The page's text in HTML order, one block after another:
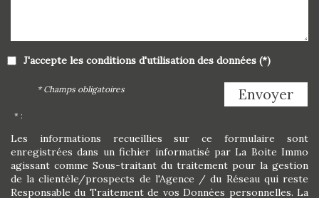
J'accepte les conditions d'utilisation des données (*)
Envoyer
* Champs obligatoires
* :
Les informations recueillies sur ce formulaire sont
enregistrées dans un fichier informatisé par La Boite Immo
agissant comme Sous-traitant du traitement pour la gestion
de la clientèle/prospects de l'Agence / du Réseau qui reste
Responsable du Traitement de vos Données personnelles. La